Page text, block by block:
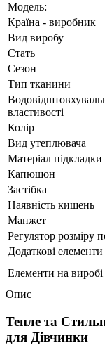
Модель:
Країна - виробник
Вид виробу
Стать
Сезон
Тип тканини
властивості
Колір
Вид утеплювача
Матеріал підкладки
Капюшон
Застібка
Наявність кишень
Манжет
Регулятор розміру
Додаткові елементи
Елементи на виробі
Опис
Тепле та
для Дівчинки